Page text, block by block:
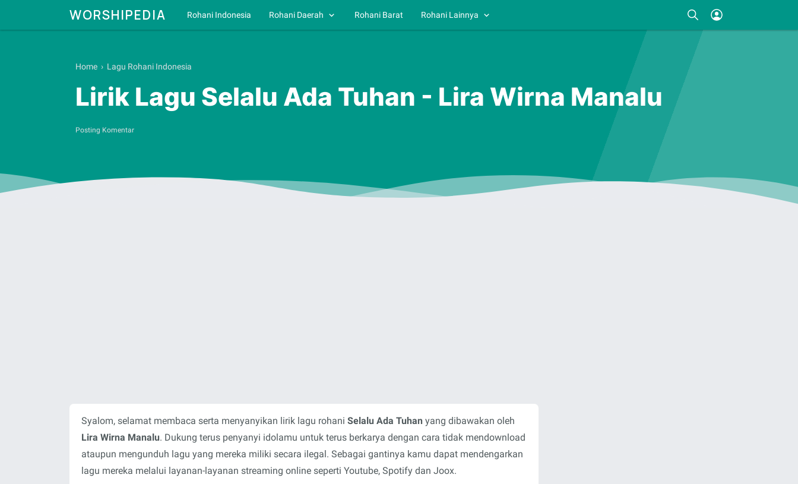
WORSHIPEDIA Rohani Indonesia Rohani Daerah Rohani Barat Rohani Lainnya
Home › Lagu Rohani Indonesia
Lirik Lagu Selalu Ada Tuhan - Lira Wirna Manalu
Posting Komentar
Syalom, selamat membaca serta menyanyikan lirik lagu rohani Selalu Ada Tuhan yang dibawakan oleh
Lira Wirna Manalu. Dukung terus penyanyi idolamu untuk terus berkarya dengan cara tidak mendownload
ataupun mengunduh lagu yang mereka miliki secara ilegal. Sebagai gantinya kamu dapat mendengarkan
lagu mereka melalui layanan-layanan streaming online seperti Youtube, Spotify dan Joox.